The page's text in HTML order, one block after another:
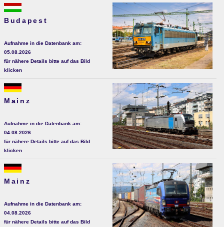
Budapest
Aufnahme in die Datenbank am:
05.08.2026
für nähere Details bitte auf das Bild
klicken
Mainz
Aufnahme in die Datenbank am:
04.08.2026
für nähere Details bitte auf das Bild
klicken
Mainz
Aufnahme in die Datenbank am:
04.08.2026
für nähere Details bitte auf das Bild